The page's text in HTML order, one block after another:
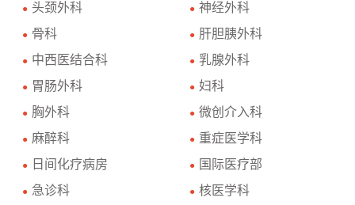
● 头颈外科 ● 神经外科
● 骨科 ● 肝胆胰外科
● 中西医结合科 ● 乳腺外科
● 胃肠外科 ● 妇科
● 胸外科 ● 微创介入科
● 麻醉科 ● 重症医学科
● 日间化疗病房 ● 国际医疗部
● 急诊科 ● 核医学科